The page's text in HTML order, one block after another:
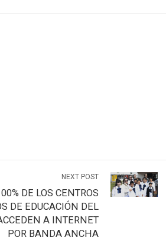
NEXT POST
DE LOS CENTROS
DE EDUCACIÓN DEL
A INTERNET
POR BANDA ANCHA